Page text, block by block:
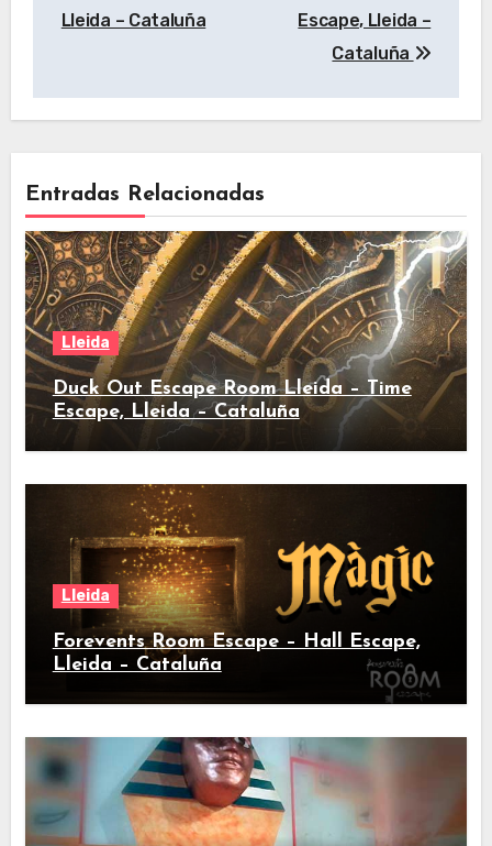
entradas
Lleida – Cataluña
Escape, Lleida –
Cataluña
Entradas Relacionadas
Lleida
Duck Out Escape Room Lleida – Time
Escape, Lleida – Cataluña
Lleida
Forevents Room Escape – Hall Escape,
Lleida – Cataluña